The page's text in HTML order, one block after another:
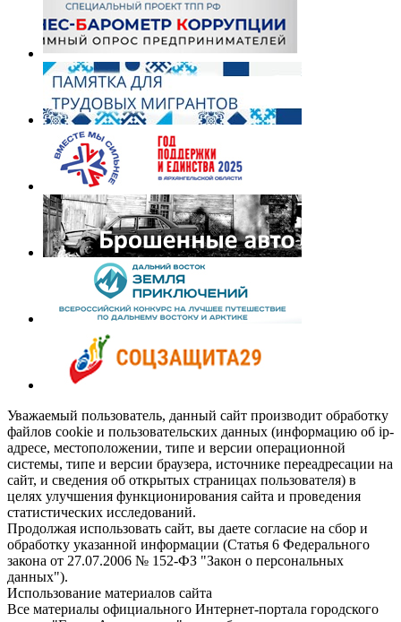
Уважаемый пользователь, данный сайт производит обработку
файлов cookie и пользовательских данных (информацию об ip-
адресе, местоположении, типе и версии операционной
системы, типе и версии браузера, источнике переадресации на
сайт, и сведения об открытых страницах пользователя) в
целях улучшения функционирования сайта и проведения
статистических исследований.
Продолжая использовать сайт, вы даете согласие на сбор и
обработку указанной информации (Статья 6 Федерального
закона от 27.07.2006 № 152-ФЗ "Закон о персональных
данных").
Использование материалов сайта
Все материалы официального Интернет-портала городского